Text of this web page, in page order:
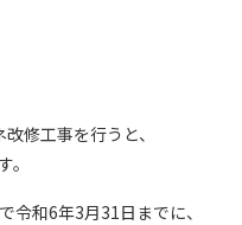
修工事を行うと、
令和6年3月31日までに、